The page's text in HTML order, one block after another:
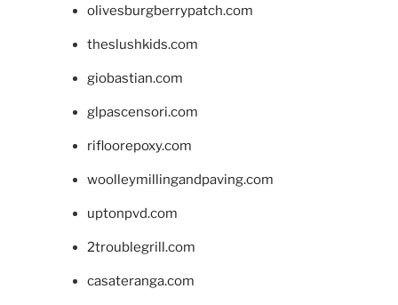
olivesburgberrypatch.com
theslushkids.com
giobastian.com
glpascensori.com
rifloorepoxy.com
woolleymillingandpaving.com
uptonpvd.com
2troublegrill.com
casateranga.com